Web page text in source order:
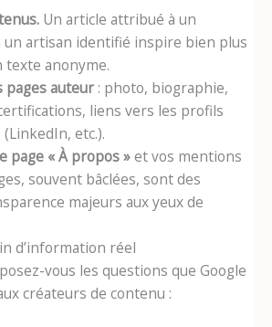
Un article attribué à un
un artisan identifié inspire bien plus
texte anonyme.
pages auteur : photo, biographie,
liens vers les profils
etc.).
page « À propos »et vos mentions
souvent bâclées, sont des
majeurs aux yeux de
d’information réel
vous les questions que Google
créateurs de contenu :